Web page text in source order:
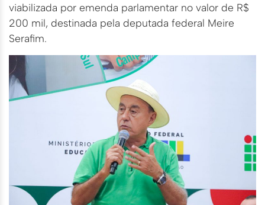
viabilizada por emenda parlamentar no valor de R$
200 mil, destinada pela deputada federal Meire
Serafim.